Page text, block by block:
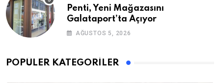
Penti, Yeni Mağazasını
Galataport’ta Açıyor
AĞUSTOS 5, 2026
POPÜLER KATEGORILER